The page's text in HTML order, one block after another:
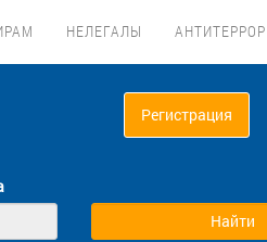
НЕЛЕГАЛЫ АНТИТЕРРОР
Регистрация